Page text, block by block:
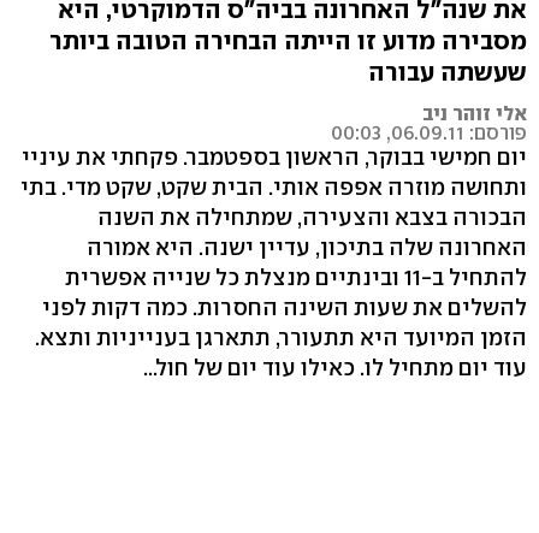
את שנה"ל האחרונה בביה"ס הדמוקרטי, היא
מסבירה מדוע זו הייתה הבחירה הטובה ביותר
שעשתה עבורה
אלי זוהר ניב
פורסם: 06.09.11, 00:03
יום חמישי בבוקר, הראשון בספטמבר. פקחתי את עיניי
ותחושה מוזרה אפפה אותי. הבית שקט, שקט מדי. בתי
הבכורה בצבא והצעירה, שמתחילה את השנה
האחרונה שלה בתיכון, עדיין ישנה. היא אמורה
להתחיל ב-11 ובינתיים מנצלת כל שנייה אפשרית
להשלים את שעות השינה החסרות. כמה דקות לפני
הזמן המיועד היא תתעורר, תתארגן בענייניות ותצא.
עוד יום מתחיל לו. כאילו עוד יום של חול...